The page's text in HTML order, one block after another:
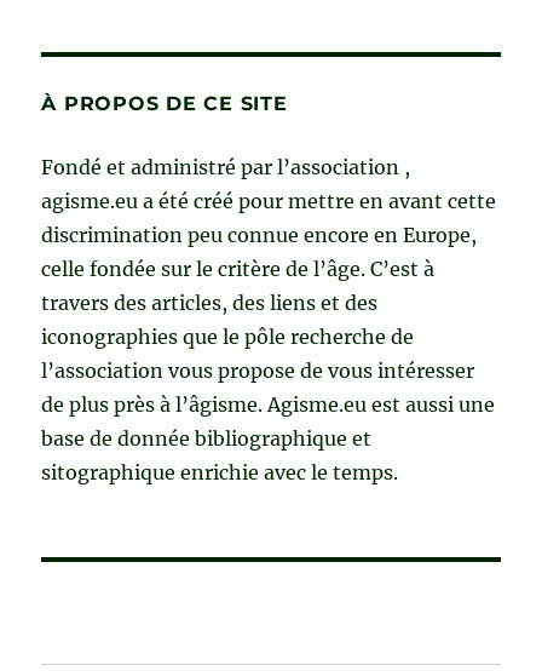
À PROPOS DE CE SITE
Fondé et administré par l’association ,
agisme.eu a été créé pour mettre en avant cette
discrimination peu connue encore en Europe,
celle fondée sur le critère de l’âge. C’est à
travers des articles, des liens et des
iconographies que le pôle recherche de
l’association vous propose de vous intéresser
de plus près à l’âgisme. Agisme.eu est aussi une
base de donnée bibliographique et
sitographique enrichie avec le temps.